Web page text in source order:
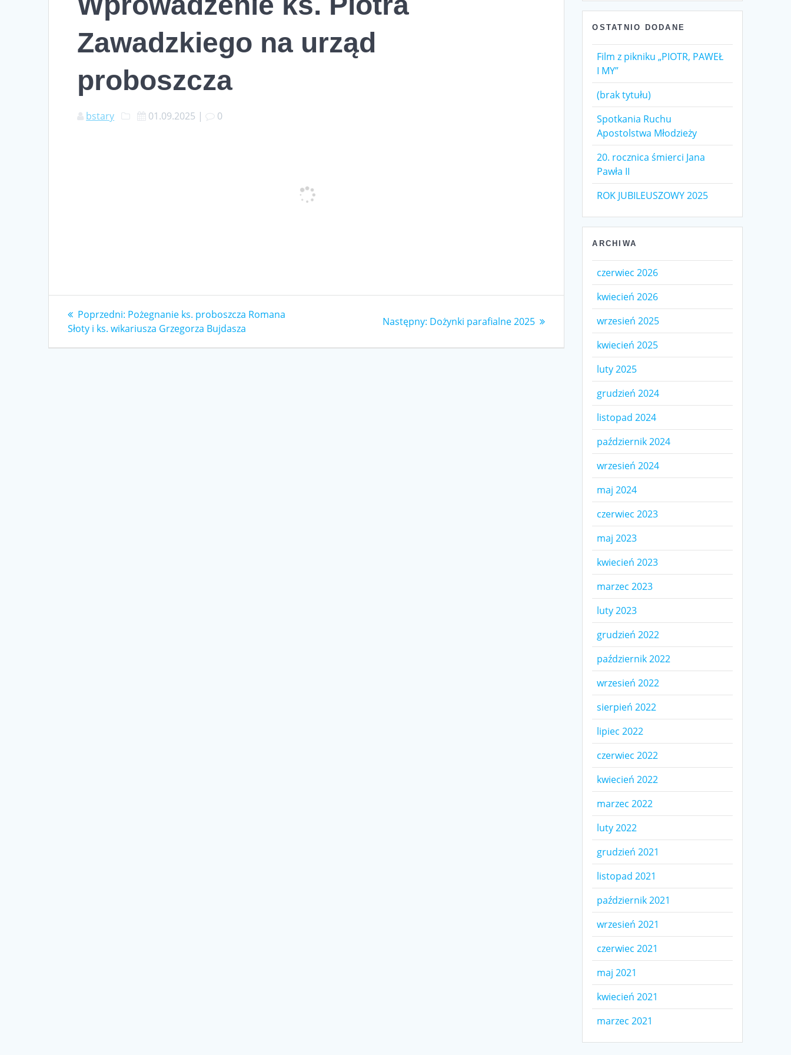
Zawadzkiego na urząd
proboszcza
bstary 01.09.2025 | 0
Nawigacja
wpisu
Poprzedni: Poprzedni
wpis:
Pożegnanie ks. proboszcza Romana
Słoty i ks. wikariusza Grzegorza Bujdasza
Następny: Następny
Dożynki parafialne 2025
OSTATNIO DODANE
Film z pikniku „PIOTR, PAWEŁ
I MY”
(brak tytułu)
Spotkania Ruchu
Apostolstwa Młodzieży
20. rocznica śmierci Jana
Pawła II
ROK JUBILEUSZOWY 2025
ARCHIWA
czerwiec 2026
kwiecień 2026
wrzesień 2025
kwiecień 2025
luty 2025
grudzień 2024
listopad 2024
październik 2024
wrzesień 2024
maj 2024
czerwiec 2023
maj 2023
kwiecień 2023
marzec 2023
luty 2023
grudzień 2022
październik 2022
wrzesień 2022
sierpień 2022
lipiec 2022
czerwiec 2022
kwiecień 2022
marzec 2022
luty 2022
grudzień 2021
listopad 2021
październik 2021
wrzesień 2021
czerwiec 2021
maj 2021
kwiecień 2021
marzec 2021